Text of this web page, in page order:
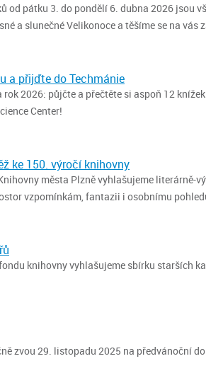
od pátku 3. do pondělí 6. dubna 2026 jsou
a slunečné Velikonoce a těšíme se na vás
a přijďte do Techmánie
2026: půjčte a přečtěte si aspoň 12
Center!
ke 150. výročí knihovny
města Plzně vyhlašujeme literárně-
vzpomínkám, fantazii i osobnímu
knihovny vyhlašujeme sbírku starších
zvou 29. listopadu 2025 na předvánoční